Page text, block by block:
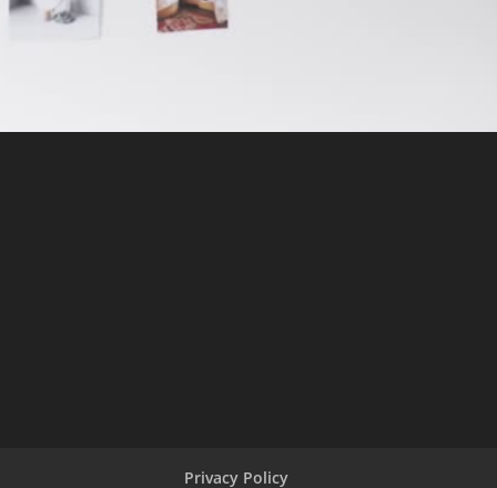
Privacy Policy